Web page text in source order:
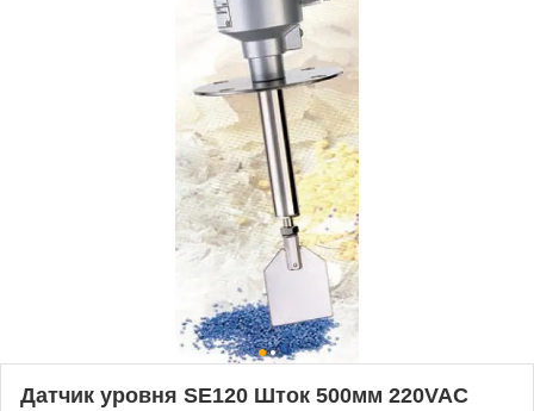
Датчик уровня SE120 Шток 500мм 220VAC